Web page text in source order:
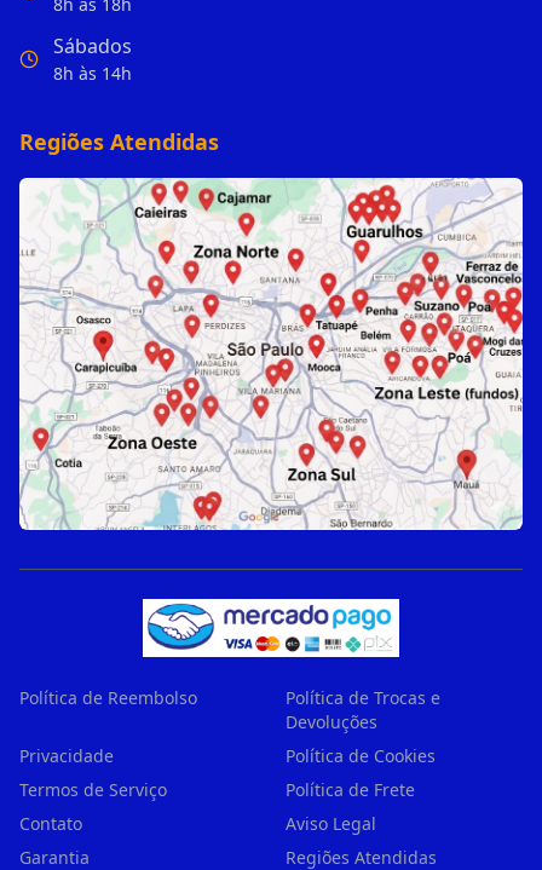
8h às 18h
Sábados
8h às 14h
Regiões Atendidas
Política de Reembolso
Política de Trocas e
Devoluções
Privacidade
Política de Cookies
Termos de Serviço
Política de Frete
Contato
Aviso Legal
Garantia
Regiões Atendidas